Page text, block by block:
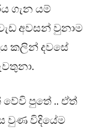
ගැන යම්
අවසන් වුනාම
කලින් දවසේ
පුතේ .. ඒත්
වුණ විදියේම